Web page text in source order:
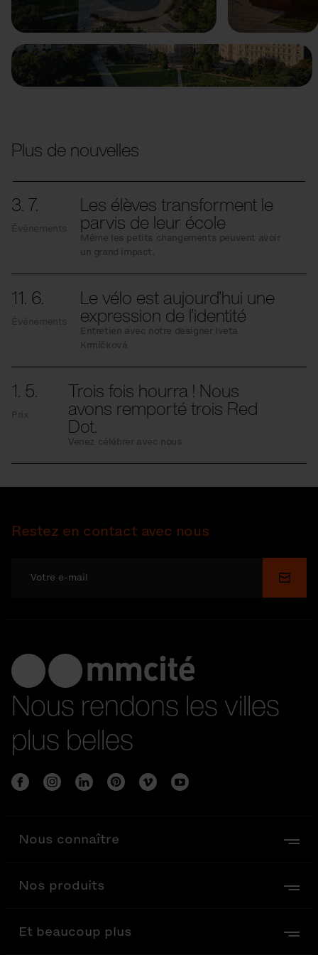
Précédent Suivant
Plus de nouvelles
3. 7.
Événements
Les élèves transforment le
parvis de leur école
Même les petits changements peuvent avoir
un grand impact.
11. 6.
Événements
Le vélo est aujourd’hui une
expression de l’identité
Entretien avec notre designer Iveta
Krmíčková
1. 5.
Prix
Trois fois hourra ! Nous
avons remporté trois Red
Dot.
Venez célébrer avec nous
Restez en contact avec nous
Nous rendons les villes
plus belles
Nous connaître
Nos produits
Et beaucoup plus